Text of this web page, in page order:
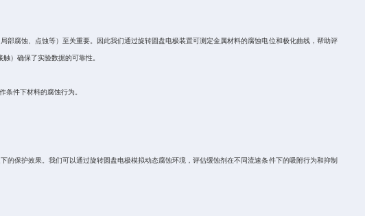
腐蚀、点蚀等）至关重要。因此我们通过旋转圆盘电极装置可测定金属材料的腐蚀电位和极化曲线，帮助评
）确保了实验数据的可靠性。
条件下材料的腐蚀行为。
保护效果。我们可以通过旋转圆盘电极模拟动态腐蚀环境，评估缓蚀剂在不同流速条件下的吸附行为和抑制